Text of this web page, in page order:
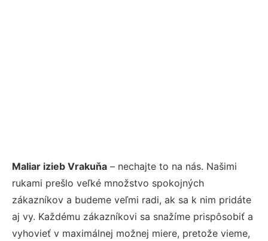
Maliar izieb Vrakuňa – nechajte to na nás. Našimi
rukami prešlo veľké množstvo spokojných
zákazníkov a budeme veľmi radi, ak sa k nim pridáte
aj vy. Každému zákazníkovi sa snažíme prispôsobiť a
vyhovieť v maximálnej možnej miere, pretože vieme,